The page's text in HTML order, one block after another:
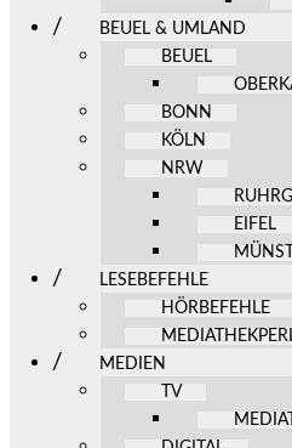
BEUEL & UMLAND
BEUEL
BONN
KÖLN
NRW
EIFEL
LESEBEFEHLE
HÖRBEFEHLE
MEDIEN
TV